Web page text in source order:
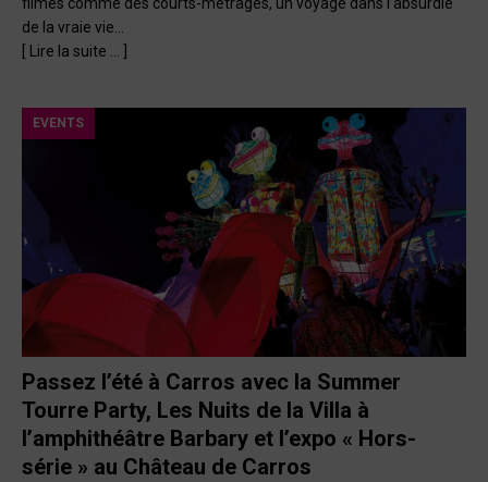
de la vraie vie…
[ Lire la suite … ]
EVENTS
Passez l’été à Carros avec la Summer
Tourre Party, Les Nuits de la Villa à
l’amphithéâtre Barbary et l’expo « Hors-
série » au Château de Carros